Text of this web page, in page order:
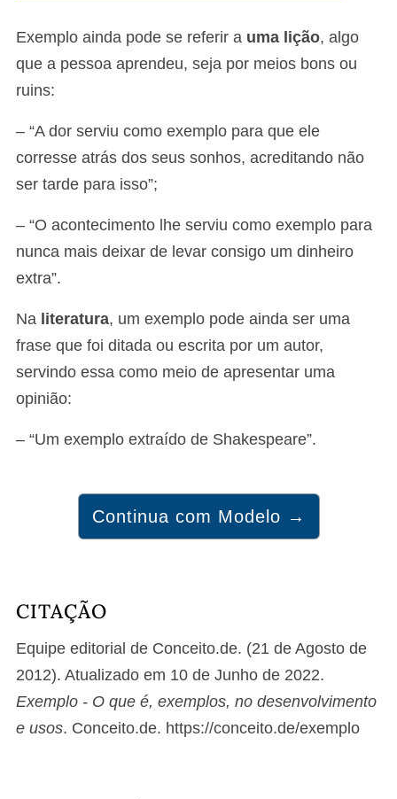
Exemplo ainda pode se referir a uma lição, algo
que a pessoa aprendeu, seja por meios bons ou
ruins:
– “A dor serviu como exemplo para que ele
corresse atrás dos seus sonhos, acreditando não
ser tarde para isso”;
– “O acontecimento lhe serviu como exemplo para
nunca mais deixar de levar consigo um dinheiro
extra”.
Na literatura, um exemplo pode ainda ser uma
frase que foi ditada ou escrita por um autor,
servindo essa como meio de apresentar uma
opinião:
– “Um exemplo extraído de Shakespeare”.
Continua com Modelo →
CITAÇÃO
Equipe editorial de Conceito.de. (21 de Agosto de
2012). Atualizado em 10 de Junho de 2022.
Exemplo - O que é, exemplos, no desenvolvimento
e usos. Conceito.de. https://conceito.de/exemplo